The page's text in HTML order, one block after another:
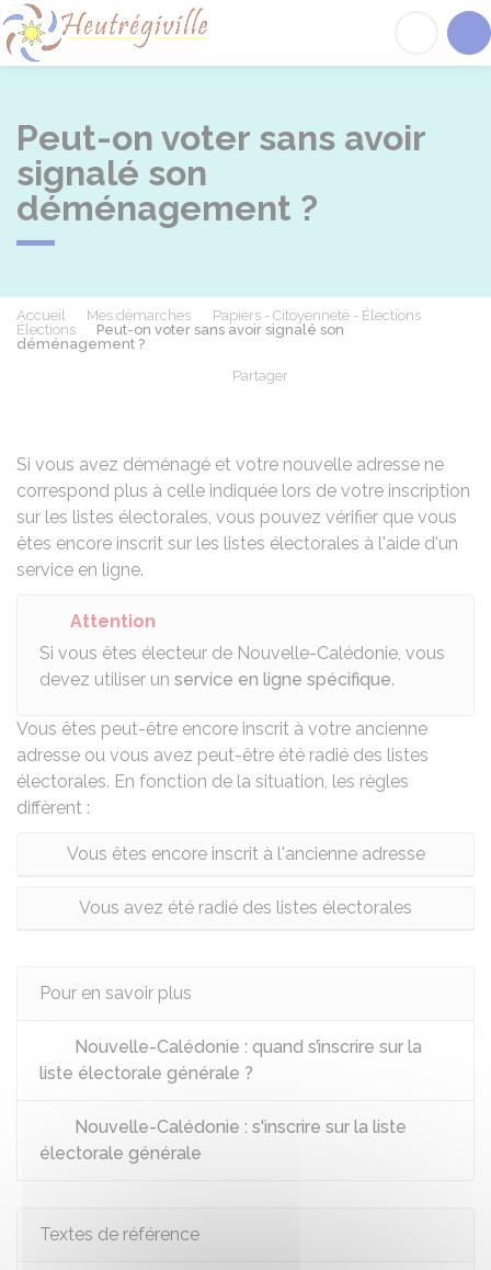
Peut-on voter sans avoir
signalé son
déménagement ?
Accueil Mes démarches
Papiers - Citoyenneté - Élections
Élections
Peut-on voter sans avoir signalé son
déménagement ?
Partager
Si vous avez déménagé et votre nouvelle adresse ne
correspond plus à celle indiquée lors de votre inscription
sur les listes électorales, vous pouvez vérifier que vous
êtes encore inscrit sur les listes électorales à l'aide d'un
service en ligne.
Attention
Si vous êtes électeur de Nouvelle-Calédonie, vous
devez utiliser un service en ligne spécifique.
Vous êtes peut-être encore inscrit à votre ancienne
adresse ou vous avez peut-être été radié des listes
électorales. En fonction de la situation, les règles
diffèrent :
Vous êtes encore inscrit à l'ancienne adresse
Vous avez été radié des listes électorales
Pour en savoir plus
Nouvelle-Calédonie : quand s’inscrire sur la
liste électorale générale ?
Nouvelle-Calédonie : s'inscrire sur la liste
électorale générale
Textes de référence